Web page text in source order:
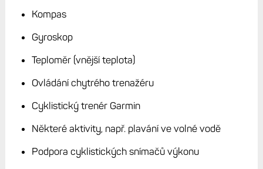
FR 170 rozhodně nejsou pro někoho, kdo chce trávit
několik hodin denně s AOD, ale spíše pro příležitostné
běžce a turisty, kteří si tu a tam zacvičí v posilovně.
týdenní výdrž opravdu reálná.Kdo má vyšší zátěž, musí
což si vybere daň na nositelnosti.
Jaké jsou rozdíly mezi FR 70 a 170?
Na závěr jsem ještě prošel jsem parametry na webu a dal